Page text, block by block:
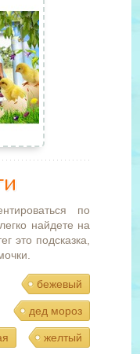
по
найдете на
это подсказка,
бежевый
дед мороз
желтый